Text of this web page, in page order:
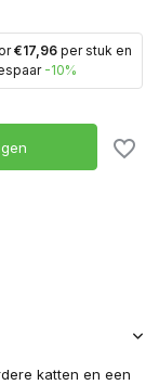
€17,96 per stuk en
-10%
katten en een